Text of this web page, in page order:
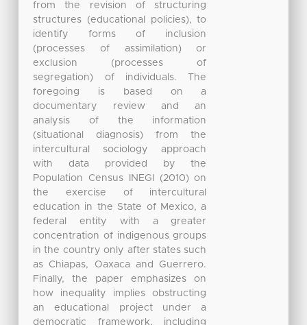
from the revision of structuring
structures (educational policies), to
identify forms of inclusion
(processes of assimilation) or
exclusion (processes of
segregation) of individuals. The
foregoing is based on a
documentary review and an
analysis of the information
(situational diagnosis) from the
intercultural sociology approach
with data provided by the
Population Census INEGI (2010) on
the exercise of intercultural
education in the State of Mexico, a
federal entity with a greater
concentration of indigenous groups
in the country only after states such
as Chiapas, Oaxaca and Guerrero.
Finally, the paper emphasizes on
how inequality implies obstructing
an educational project under a
democratic framework, including